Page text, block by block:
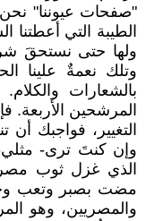
"صفحات عيوننا"
الطيبة التي أعطتنا
ولها حتى نستحقَ
وتلك نعمةٌ علينا
بالشعارات
المرشحين الأربعة.
التغيير، فواجبك
وإن كنتَ ترى- مثلي-
الذي غزل ثوب
مضت بصبر وتعب
والمصريين، وهو